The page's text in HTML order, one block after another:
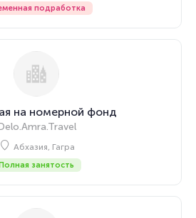
подработка
на номерной фонд
Абхазия, Гагра
занятость